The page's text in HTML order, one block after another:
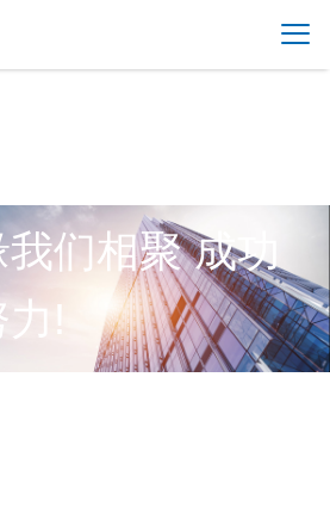
们相聚 成功
!